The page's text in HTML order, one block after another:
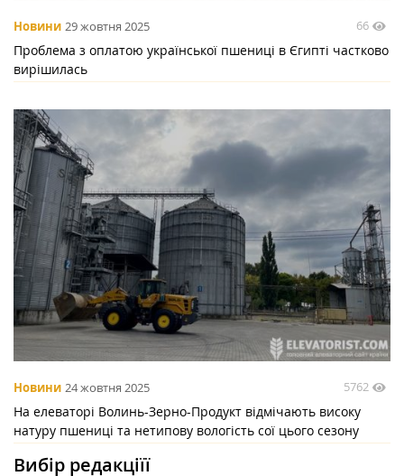
Новини 29 жовтня 2025 66
Проблема з оплатою української пшениці в Єгипті частково
вирішилась
Новини 24 жовтня 2025 5762
На елеваторі Волинь-Зерно-Продукт відмічають високу
натуру пшениці та нетипову вологість сої цього сезону
Вибір редакціїї